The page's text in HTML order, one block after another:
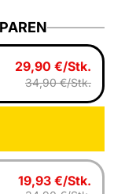
29,90 €/Stk.
34,90 €/Stk.
19,93 €/Stk.